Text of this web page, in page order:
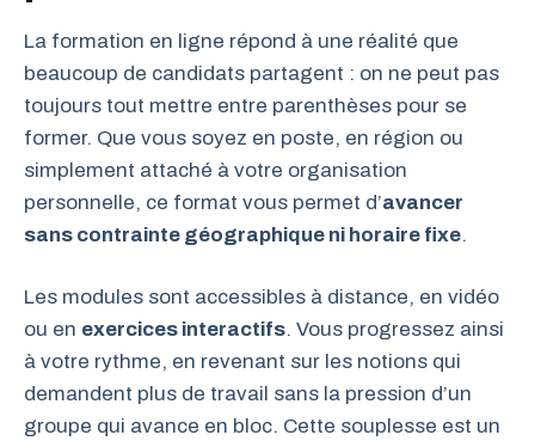
La formation en ligne répond à une réalité que
beaucoup de candidats partagent : on ne peut pas
toujours tout mettre entre parenthèses pour se
former. Que vous soyez en poste, en région ou
simplement attaché à votre organisation
personnelle, ce format vous permet d’avancer
sans contrainte géographique ni horaire fixe.
Les modules sont accessibles à distance, en vidéo
ou en exercices interactifs. Vous progressez ainsi
à votre rythme, en revenant sur les notions qui
demandent plus de travail sans la pression d’un
groupe qui avance en bloc. Cette souplesse est un